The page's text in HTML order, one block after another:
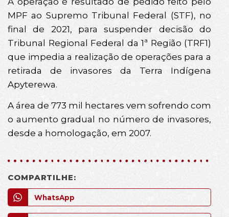
MPF ao Supremo Tribunal Federal (STF), no
final de 2021, para suspender decisão do
Tribunal Regional Federal da 1ª Região (TRF1)
que impedia a realização de operações para a
retirada de invasores da Terra Indígena
Apyterewa.
A área de 773 mil hectares vem sofrendo com
o aumento gradual no número de invasores,
desde a homologação, em 2007.
COMPARTILHE:
WhatsApp